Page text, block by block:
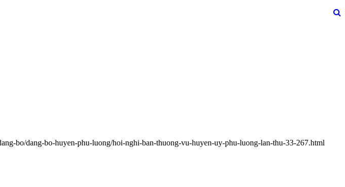
bo/dang-bo-huyen-phu-luong/hoi-nghi-ban-thuong-vu-huyen-uy-phu-luong-lan-thu-33-267.html